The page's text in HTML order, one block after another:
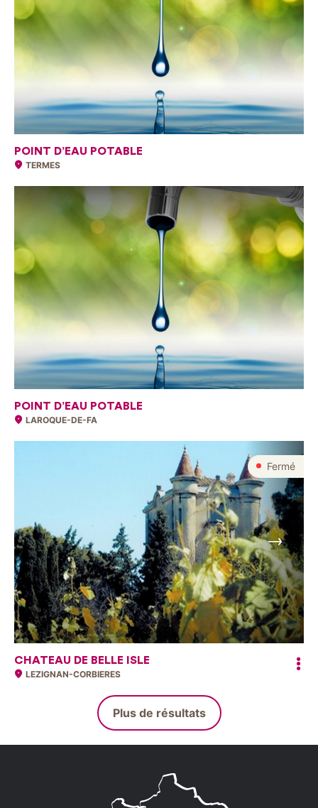
POINT D’EAU POTABLE
TERMES
POINT D’EAU POTABLE
LAROQUE-DE-FA
Fermé
Suivant
CHATEAU DE BELLE ISLE
LEZIGNAN-CORBIERES
Plus de résultats